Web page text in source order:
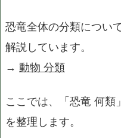
恐竜全体の分類につい
解説しています。
→ 動物 分類
ここでは、「恐竜 何
を整理します。